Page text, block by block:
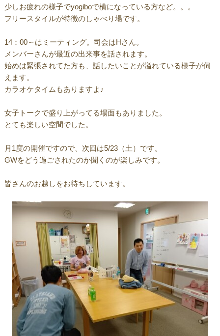
少しお疲れの様子でyogiboで横になっている方など。。。
フリースタイルが特徴のしゃべり場です。
14：00～はミーティング。司会はHさん。
メンバーさんが最近の出来事を話されます。
始めは緊張されてた方も、話したいことが溢れている様子が伺
えます。
カラオケタイムもありますよ♪
女子トークで盛り上がってる場面もありました。
とても楽しい空間でした。
月1度の開催ですので、次回は5/23（土）です。
GWをどう過ごされたのか聞くのが楽しみです。
皆さんのお越しをお待ちしています。